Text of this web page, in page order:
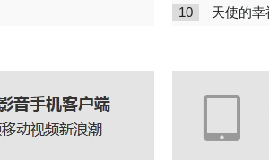
10 天使的幸